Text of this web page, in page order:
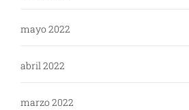
mayo 2022
abril 2022
marzo 2022